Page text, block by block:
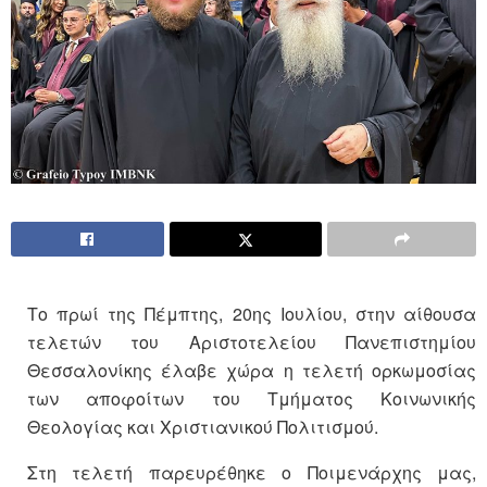
Το πρωί της Πέμπτης, 20ης Ιουλίου, στην αίθουσα
τελετών του Αριστοτελείου Πανεπιστημίου
Θεσσαλονίκης έλαβε χώρα η τελετή ορκωμοσίας
των αποφοίτων του Τμήματος Κοινωνικής
Θεολογίας και Χριστιανικού Πολιτισμού.
Στη τελετή παρευρέθηκε ο Ποιμενάρχης μας,